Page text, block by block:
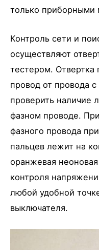
только приборными
Контроль сети и
осуществляют
тестером. Отвертка
провод от провода
проверить наличие
фазном проводе.
фазного провода
пальцев лежит на
оранжевая
контроля
любой удобной
выключателя.